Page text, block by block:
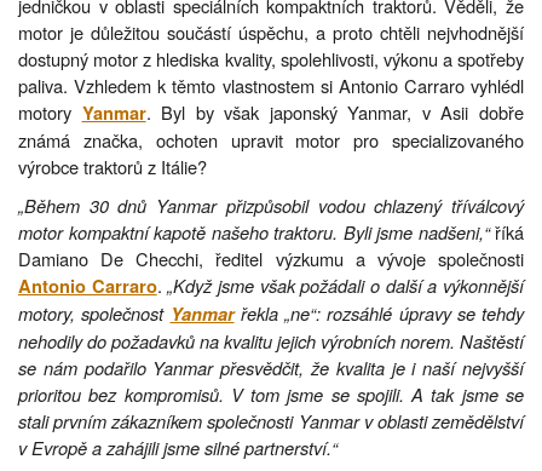
jedničkou v oblasti speciálních kompaktních traktorů. Věděli, že
motor je důležitou součástí úspěchu, a proto chtěli nejvhodnější
dostupný motor z hlediska kvality, spolehlivosti, výkonu a spotřeby
paliva. Vzhledem k těmto vlastnostem si Antonio Carraro vyhlédl
motory Yanmar. Byl by však japonský Yanmar, v Asii dobře
známá značka, ochoten upravit motor pro specializovaného
výrobce traktorů z Itálie?
„Během 30 dnů Yanmar přizpůsobil vodou chlazený tříválcový
motor kompaktní kapotě našeho traktoru. Byli jsme nadšeni,“říká
Damiano De Checchi, ředitel výzkumu a vývoje společnosti
Antonio Carraro.„Když jsme však požádali o další a výkonnější
motory, společnost Yanmarřekla „ne“: rozsáhlé úpravy se tehdy
nehodily do požadavků na kvalitu jejich výrobních norem. Naštěstí
se nám podařilo Yanmar přesvědčit, že kvalita je i naší nejvyšší
prioritou bez kompromisů. V tom jsme se spojili. A tak jsme se
stali prvním zákazníkem společnosti Yanmar v oblasti zemědělství
v Evropě a zahájili jsme silné partnerství.“